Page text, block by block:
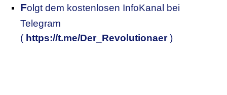
Folgt dem kostenlosen InfoKanal bei
Telegram
( https://t.me/Der_Revolutionaer)